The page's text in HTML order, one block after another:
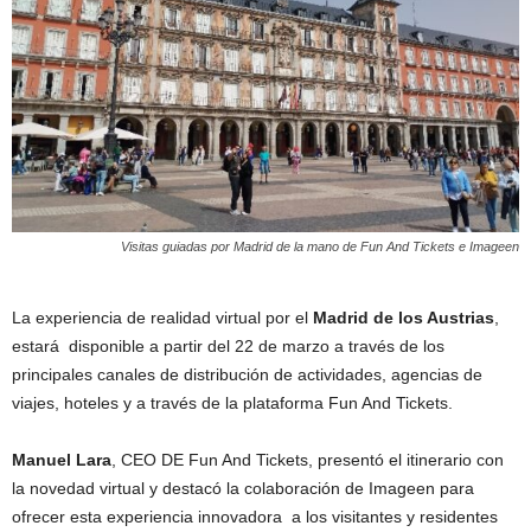
Visitas guiadas por Madrid de la mano de Fun And Tickets e Imageen
La experiencia de realidad virtual por el Madrid de los Austrias
estará disponible a partir del 22 de marzo a través de los
principales canales de distribución de actividades, agencias de
viajes, hoteles y a través de la plataforma Fun And Tickets.
Manuel Lara , CEO DE Fun And Tickets, presentó el itinerario con
la novedad virtual y destacó la colaboración de Imageen para
ofrecer esta experiencia innovadora a los visitantes y residentes